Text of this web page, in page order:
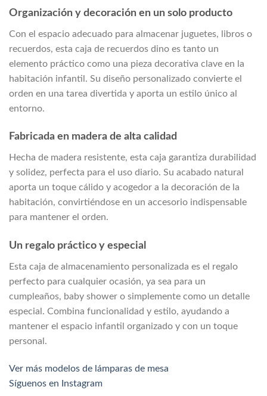
Organización y decoración en un solo producto
Con el espacio adecuado para almacenar juguetes, libros o
recuerdos, esta caja de recuerdos dino es tanto un
elemento práctico como una pieza decorativa clave en la
habitación infantil. Su diseño personalizado convierte el
orden en una tarea divertida y aporta un estilo único al
entorno.
Fabricada en madera de alta calidad
Hecha de madera resistente, esta caja garantiza durabilidad
y solidez, perfecta para el uso diario. Su acabado natural
aporta un toque cálido y acogedor a la decoración de la
habitación, convirtiéndose en un accesorio indispensable
para mantener el orden.
Un regalo práctico y especial
Esta caja de almacenamiento personalizada es el regalo
perfecto para cualquier ocasión, ya sea para un
cumpleaños, baby shower o simplemente como un detalle
especial. Combina funcionalidad y estilo, ayudando a
mantener el espacio infantil organizado y con un toque
personal.
Ver más modelos de lámparas de mesa
Síguenos en Instagram